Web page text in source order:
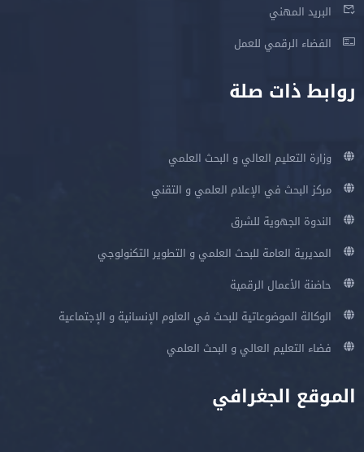
البريد المهني
الفضاء الرقمي للعمل
روابط ذات صلة
وزارة التعليم العالي و البحث العلمي
مركز البحث في الإعلام العلمي و التقني
الندوة الجهوية للشرق
المديرية العامة للبحث العلمي و التطوير التكنولوجي
حاضنة الأعمال الرقمية
الوكالة الموضوعاتية للبحث في العلوم الإنسانية و الإجتماعية
فضاء التعليم العالي و البحث العلمي
الموقع الجغرافي